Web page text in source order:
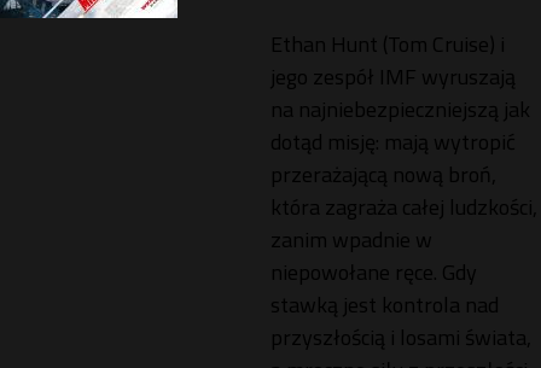
Ethan Hunt (Tom Cruise) i
jego zespół IMF wyruszają
na najniebezpieczniejszą jak
dotąd misję: mają wytropić
przerażającą nową broń,
która zagraża całej ludzkości,
zanim wpadnie w
niepowołane ręce. Gdy
stawką jest kontrola nad
przyszłością i losami świata,